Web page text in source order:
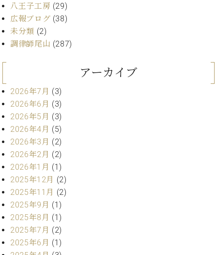
ス
C.
ベ
タ
イ
ン
コ
ン
サ
ー
ト
グ
ン
ド
ピ
ア
ノ
に
ベ
ヒ
ン・
シ
ュ
ー
納
実
績
ホ
ー
ル・
タ
コ
ン
サ
ー
ト
ス
ン
イ
ベ
理
店
主
催
イ
ン
歓
迎。
ベヒ
シュ
シュ
ーレ
音楽
教室
ベ
シ
ュ
タ
イ
ン
・
セ
ン
会
社
お
問
合
せ
八王子工房 (29)
広報ブログ (38)
未分類 (2)
調律師尾山 (287)
アーカイブ
2026年7月 (3)
2026年6月 (3)
2026年5月 (3)
2026年4月 (5)
2026年3月 (2)
2026年2月 (2)
2026年1月 (1)
2025年12月 (2)
2025年11月 (2)
2025年9月 (1)
2025年8月 (1)
2025年7月 (2)
2025年6月 (1)